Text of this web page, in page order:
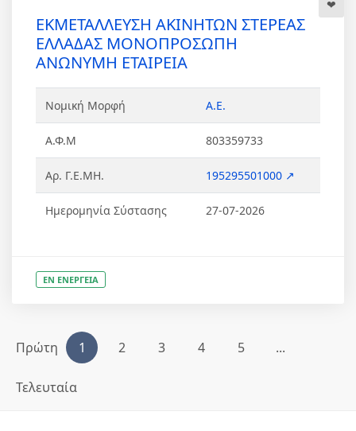
ΕΚΜΕΤΑΛΛΕΥΣΗ ΑΚΙΝΗΤΩΝ ΣΤΕΡΕΑΣ
ΕΛΛΑΔΑΣ ΜΟΝΟΠΡΟΣΩΠΗ
ΑΝΩΝΥΜΗ ΕΤΑΙΡΕΙΑ
Νομική Μορφή Α.Ε.
Α.Φ.Μ 803359733
Αρ. Γ.Ε.ΜΗ. 195295501000 ↗
Ημερομηνία Σύστασης 27-07-2026
ΕΝ ΕΝΕΡΓΕΙΑ
Πρώτη 1 2 3 4 5 ...
Τελευταία